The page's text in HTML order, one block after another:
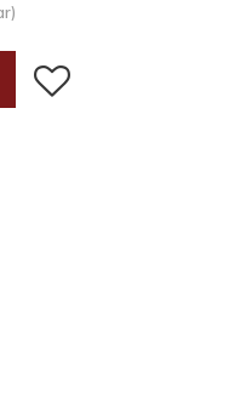
Lägg till i favoriter